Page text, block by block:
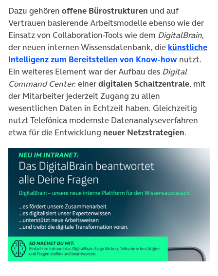
Dazu gehören offene Bürostrukturen und auf
Vertrauen basierende Arbeitsmodelle ebenso wie der
Einsatz von Collaboration-Tools wie dem DigitalBrain,
der neuen internen Wissensdatenbank, die künstliche
Intelligenz zum Bereitstellen von Know-how(öffnet in
nutzt.
Ein weiteres Element war der Aufbau des Digital
Command Center: einerdigitalen Schaltzentrale, mit
der Mitarbeiter jederzeit Zugang zu allen
wesentlichen Daten in Echtzeit haben. Gleichzeitig
nutzt Telefónica modernste Datenanalyseverfahren
etwa für die Entwicklung neuer Netzstrategien.